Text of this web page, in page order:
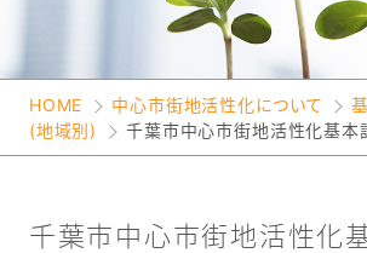
HOME 中心市街地活性化について
(地域別)
千葉市中心市街地活性化基本
千葉市中心市街地活性化